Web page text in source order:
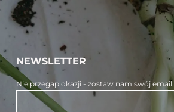
NEWSLETTER
Nie przegap okazji - zostaw nam swój email.